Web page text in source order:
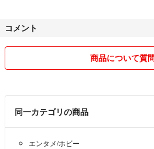
さい(*^^*)
■説明文に既に記載していること、製品
トに記載している等）についての質問は
コメント
商品について質
同一カテゴリの商品
エンタメ/ホビー